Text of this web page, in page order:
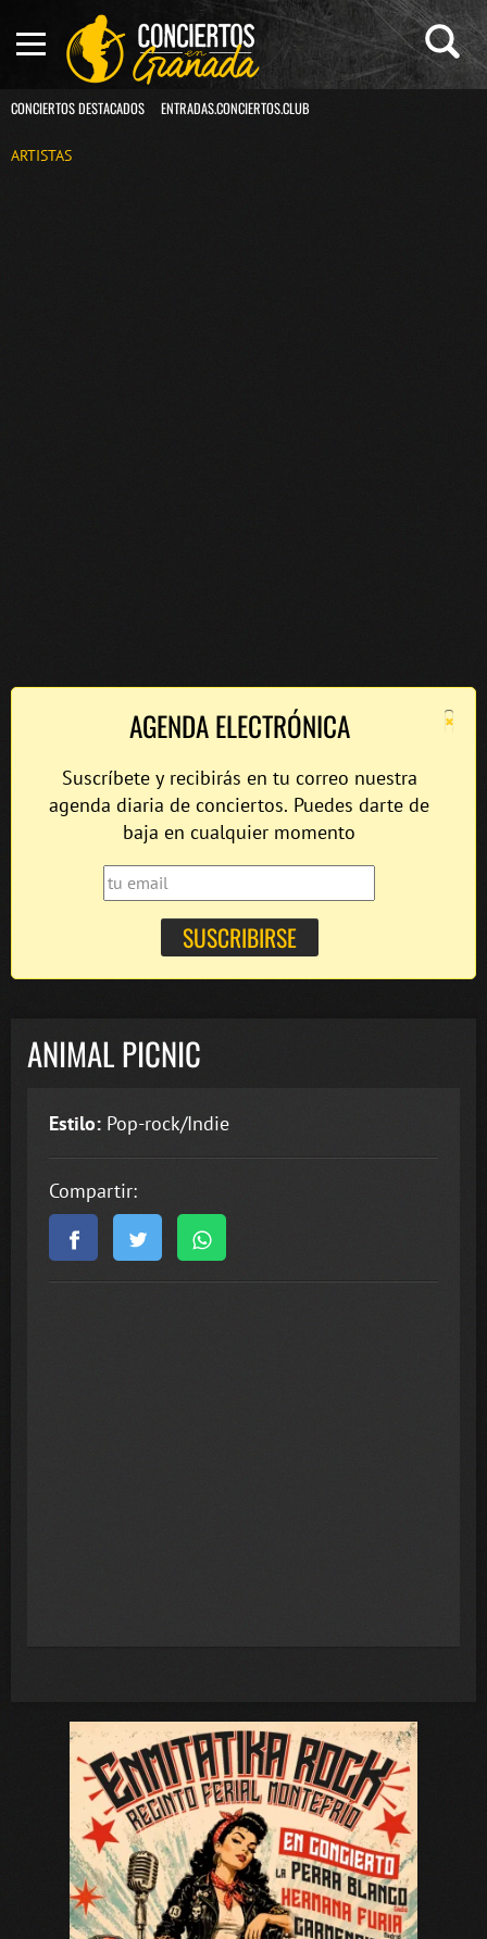
CONCIERTOS DESTACADOS ENTRADAS.CONCIERTOS.CLUB
ARTISTAS
×
AGENDA ELECTRÓNICA
Suscríbete y recibirás en tu correo nuestra
agenda diaria de conciertos. Puedes darte de
baja en cualquier momento
ANIMAL PICNIC
Estilo: Pop-rock/Indie
Compartir: